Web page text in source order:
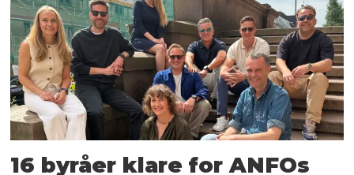
16 byråer klare for ANFOs